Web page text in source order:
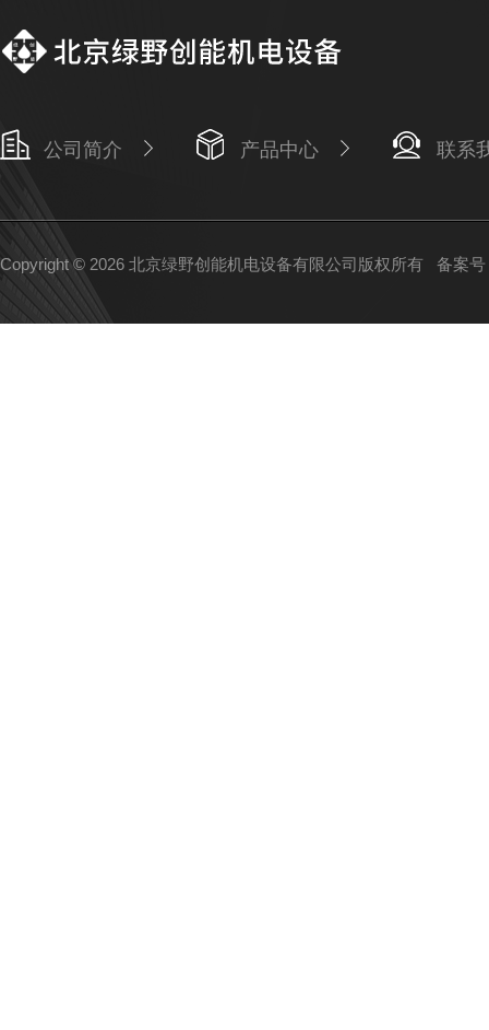
公司简介 产品中心 联系
Copyright © 2026 北京绿野创能机电设备有限公司版权所有 备案